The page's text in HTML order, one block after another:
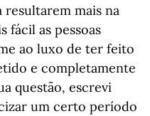
resultarem mais na
fácil as pessoas
ao luxo de ter feito
e completamente
questão, escrevi
um certo período